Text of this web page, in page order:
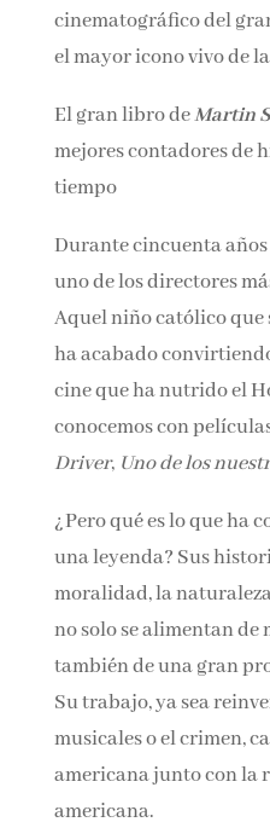
cinematográfico del
Hollywood, el mayor
El gran libro deMartin
mejores contadores de
Durante cincuenta años
sido uno de los
cine. Aquel niño
Manhattan se ha
leyenda viva del cine
Hollywood que
nuestrosoEl irlandés.
¿Pero qué es lo que ha
una leyenda? Sus
la moralidad, la
películas no solo se
emoción sino también
profundidad intelectual.
reinventando el
Email*
Por favor, acepta
de privacidad